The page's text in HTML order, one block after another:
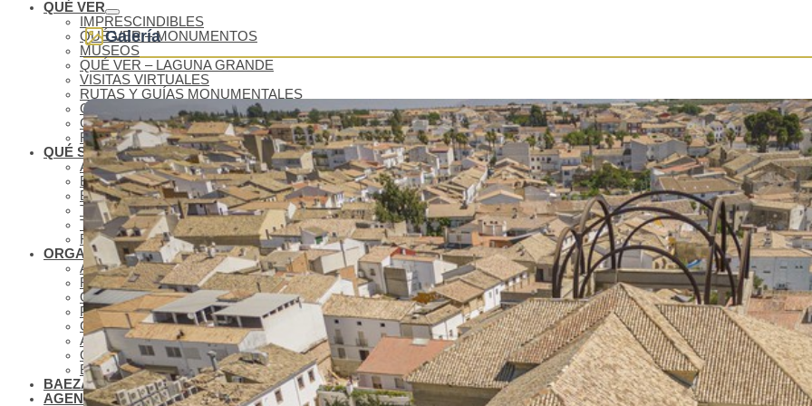
QUÉ VER
IMPRESCINDIBLES
QUÉ VER – MONUMENTOS
MUSEOS
QUÉ VER – LAGUNA GRANDE
VISITAS VIRTUALES
RUTAS Y GUÍAS MONUMENTALES
OLEOTURISMO
GASTRONOMÍA BAEZANA
FIESTAS Y SEMANA SANTA
QUÉ SABER
ANTONIO MACHADO EN BAEZA
BAEZA PLATÓ DE CINE
BAEZA, CIUDAD UNIVERSITARIA
TURISMO DE CONGRESOS EN BAEZA
TURISMO FAMILIAR EN BAEZA
REDES COLABORATIVAS BAEZA
ORGANIZA TU VISITA
ALOJAMIENTOS
RESTAURANTES
OTROS SERVICIOS TURÍSTICOS
PLANOS
CÓMO LLEGAR A BAEZA
APARCAMIENTO Y TRANSPORTE PÚBLICO
OFICINA DE TURISMO
BAEZA ACCESIBLE
BAEZA, PATRIMONIO MUNDIAL
AGENDA CULTURAL
Galería